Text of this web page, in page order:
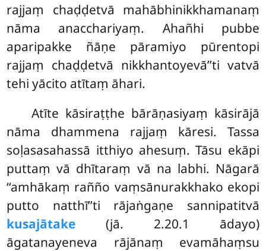
rajjaṃ chaḍḍetvā mahābhinikkhamanaṃ
nāma anacchariyaṃ. Ahañhi pubbe
aparipakke ñāṇe pāramiyo pūrentopi
rajjaṃ chaḍḍetvā nikkhantoyevā’’ti vatvā
tehi yācito atītaṃ āhari.
Atīte kāsiraṭṭhe bārāṇasiyaṃ kāsirājā
nāma dhammena rajjaṃ kāresi. Tassa
soḷasasahassā itthiyo ahesuṃ. Tāsu ekāpi
puttaṃ vā dhītaraṃ vā na labhi. Nāgarā
‘‘amhākaṃ rañño vaṃsānurakkhako ekopi
putto natthī’’ti rājaṅgaṇe sannipatitvā
kusajātake (jā. 2.20.1 ādayo)
āgatanayeneva rājānaṃ evamāhaṃsu